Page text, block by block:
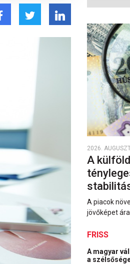
2026.
A
A piacok
jövőképet
FRISS
A magyar
a